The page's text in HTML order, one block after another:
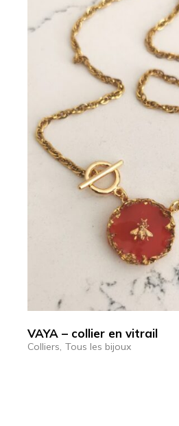
VAYA – collier en vitrail
Colliers Tous les bijoux